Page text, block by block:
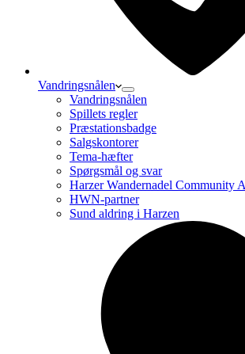
Vandringsnålen
Vandringsnålen
Spillets regler
Præstationsbadge
Salgskontorer
Tema-hæfter
Spørgsmål og svar
Harzer Wandernadel Community
HWN-partner
Sund aldring i Harzen